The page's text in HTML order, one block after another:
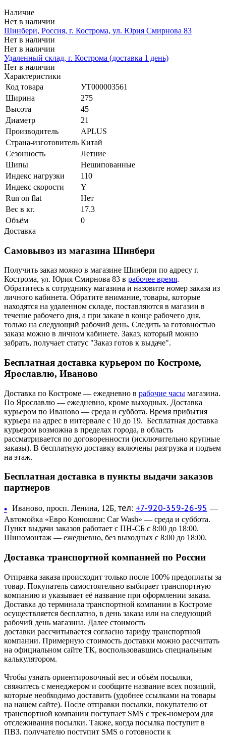
Наличие
Нет в наличии
Шинбери, Россия, г. Кострома, ул. Юрия Смирнова 83
Нет в наличии
Нет в наличии
Удаленный склад, г. Кострома (доставка 1 день)
Нет в наличии
Характеристики
Код товара
УТ000003561
Ширина
275
Высота
45
Диаметр
21
Производитель
APLUS
Страна-изготовитель Китай
Сезонность
Летние
Шипы
Нешипованные
Индекс нагрузки
110
Индекс скорости
Y
Run on flat
Нет
Вес в кг.
17.3
Объём
0
Доставка
Самовывоз из магазина Шинбери
Получить заказ можно в магазине Шинбери по адресу г.
Кострома, ул. Юрия Смирнова 83 в рабочее время.
Обратитесь к сотруднику магазина и назовите номер заказа из
личного кабинета. Обратите внимание, товары, которые
находятся на удаленном складе, поставляются в магазин в
течение рабочего дня, а при заказе в конце рабочего дня,
только на следующий рабочий день. Следить за готовностью
заказа можно в личном кабинете. Заказ, который можно
забрать, получает статус "Заказ готов к выдаче".
Бесплатная доставка курьером по Костроме,
Ярославлю, Иваново
Доставка по Костроме — ежедневно в рабочие часы магазина.
По Ярославлю — ежедневно, кроме выходных. Доставка
курьером по Иваново — среда и суббота. Время прибытия
курьера на адрес в интервале с 10 до 19. Бесплатная доставка
курьером возможна в пределах города, в область
рассматривается по договоренности (исключительно крупные
заказы). В бесплатную доставку включены разгрузка и подъем
на этаж.
Бесплатная доставка в пункты выдачи заказов
партнеров
• Иваново, просп. Ленина, 12Б, тел: +7-920-359-26-95 —
Автомойка «Евро Конюшни: Car Wash» — среда и суббота.
Пункт выдачи заказов работает с ПН-СБ с 8:00 до 18:00.
Шиномонтаж — ежедневно, без выходных с 8:00 до 18:00.
Доставка транспортной компанией по России
Отправка заказа происходит только после 100% предоплаты за
товар. Покупатель самостоятельно выбирает транспортную
компанию и указывает её название при оформлении заказа.
Доставка до терминала транспортной компании в Костроме
осуществляется бесплатно, в день заказа или на следующий
рабочий день магазина. Далее стоимость
доставки рассчитывается согласно тарифу транспортной
компании. Примерную стоимость доставки можно рассчитать
на официальном сайте ТК, воспользовавшись специальным
калькулятором.
Чтобы узнать ориентировочный вес и объём посылки,
свяжитесь с менеджером и сообщите название всех позиций,
которые необходимо доставить (удобнее ссылками на товары
на нашем сайте). После отправки посылки, покупателю от
транспортной компании поступает SMS с трек-номером для
отслеживания посылки. Также, когда посылка поступит в
ПВЗ, получателю поступит SMS о готовности к